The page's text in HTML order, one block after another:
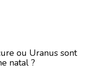
ou Uranus sont
natal ?